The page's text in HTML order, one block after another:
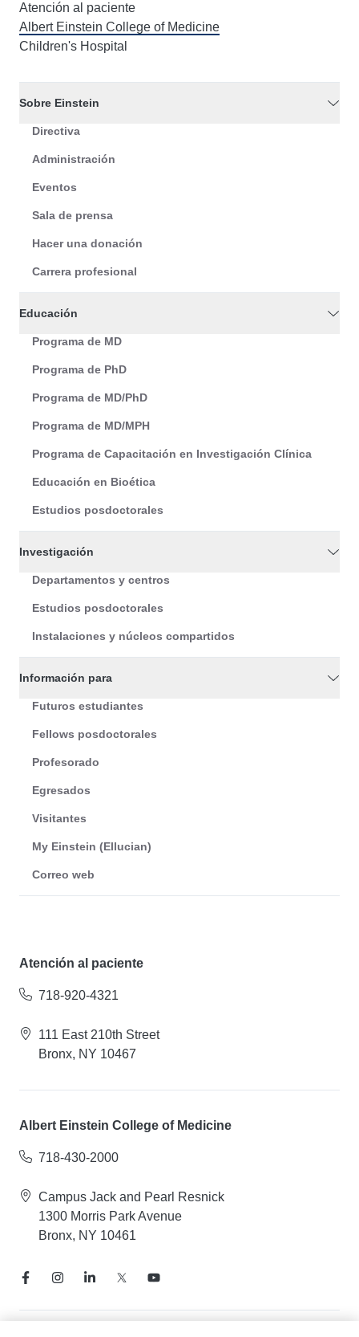
Atención al paciente
Albert Einstein College of Medicine
Children's Hospital
Sobre Einstein
Directiva
Administración
Eventos
Sala de prensa
Hacer una donación
Carrera profesional
Educación
Programa de MD
Programa de PhD
Programa de MD/PhD
Programa de MD/MPH
Programa de Capacitación en Investigación Clínica
Educación en Bioética
Estudios posdoctorales
Investigación
Departamentos y centros
Estudios posdoctorales
Instalaciones y núcleos compartidos
Información para
Futuros estudiantes
Fellows posdoctorales
Profesorado
Egresados
Visitantes
My Einstein (Ellucian)
Correo web
Atención al paciente
718-920-4321
111 East 210th Street
Bronx, NY 10467
Albert Einstein College of Medicine
718-430-2000
Campus Jack and Pearl Resnick
1300 Morris Park Avenue
Bronx, NY 10461